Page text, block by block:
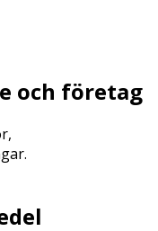
och företag